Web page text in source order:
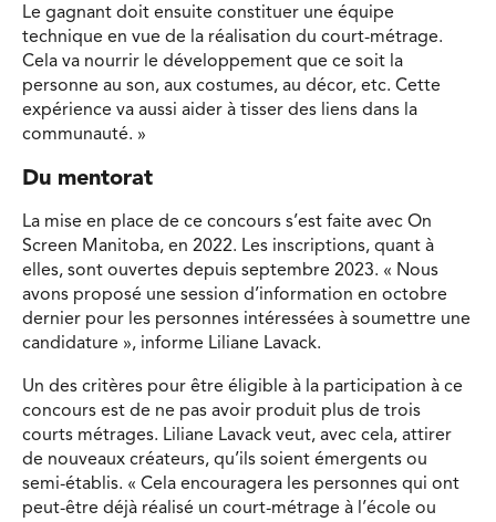
Le gagnant doit ensuite constituer une équipe
technique en vue de la réalisation du court-métrage.
Cela va nourrir le développement que ce soit la
personne au son, aux costumes, au décor, etc. Cette
expérience va aussi aider à tisser des liens dans la
communauté. »
Du mentorat
La mise en place de ce concours s’est faite avec On
Screen Manitoba, en 2022. Les inscriptions, quant à
elles, sont ouvertes depuis septembre 2023. « Nous
avons proposé une session d’information en octobre
dernier pour les personnes intéressées à soumettre une
candidature », informe Liliane Lavack.
Un des critères pour être éligible à la participation à ce
concours est de ne pas avoir produit plus de trois
courts métrages. Liliane Lavack veut, avec cela, attirer
de nouveaux créateurs, qu’ils soient émergents ou
semi-établis. « Cela encouragera les personnes qui ont
peut-être déjà réalisé un court-métrage à l’école ou